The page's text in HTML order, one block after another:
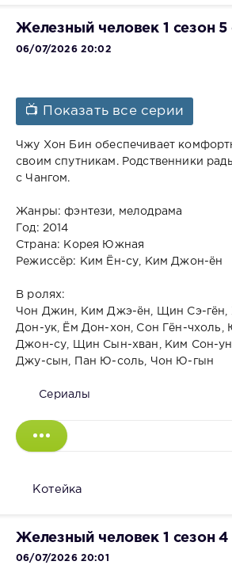
Железный человек 1 сезон 5
06/07/2026 20:02
📺 Показать все серии
Чжу Хон Бин обеспечивает
своим спутникам. Родственники
с Чангом.
Жанры: фэнтези, мелодрама
Год: 2014
Страна: Корея Южная
Режиссёр: Ким Ён-су, Ким Джон-ён
В ролях:
Чон Джин, Ким Джэ-ён, Щин Сэ-гён,
Дон-ук, Ём Дон-хон, Сон Гён-чхоль,
Джон-су, Щин Сын-хван, Ким Сон-
Джу-сын, Пан Ю-соль, Чон Ю-гын
Сериалы
Котейка
Железный человек 1 сезон 4
06/07/2026 20:01